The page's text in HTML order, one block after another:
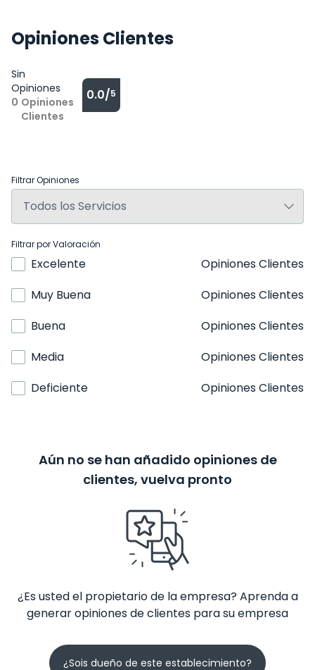
Opiniones Clientes
Sin
Opiniones
0 Opiniones
Clientes
0.0/5
Filtrar Opiniones
Filtrar por Valoración
Excelente
Opiniones Clientes
Muy Buena
Opiniones Clientes
Buena
Opiniones Clientes
Media
Opiniones Clientes
Deficiente
Opiniones Clientes
Aún no se han añadido opiniones de
clientes, vuelva pronto
¿Es usted el propietario de la empresa? Aprenda a
generar opiniones de clientes para su empresa
¿Sois dueño de este establecimiento?